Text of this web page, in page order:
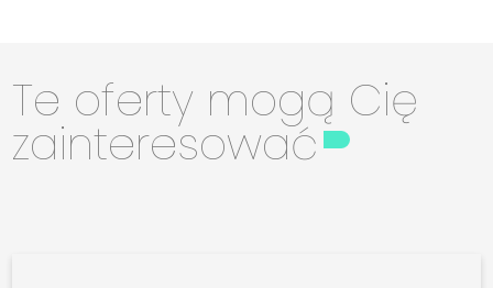
Te oferty mogą Cię
zainteresować